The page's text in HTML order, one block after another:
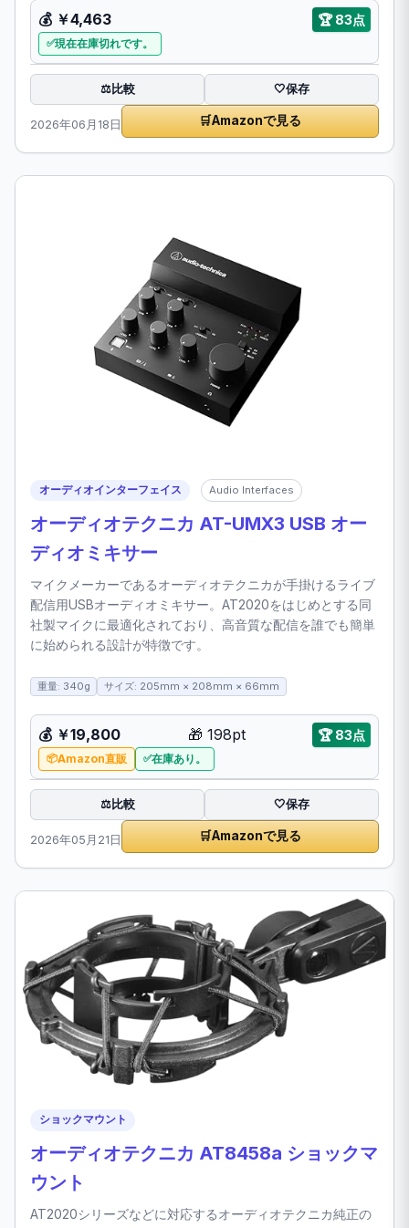
💰 ￥4,463 🏆 83点
現在在庫切れです。
⚖️比較 🤍保存
2026年06月18日 🛒Amazonで見る
オーディオインターフェイス Audio Interfaces
オーディオテクニカ AT-UMX3 USB オー
ディオミキサー
マイクメーカーであるオーディオテクニカが手掛けるライブ
配信用USBオーディオミキサー。AT2020をはじめとする同
社製マイクに最適化されており、高音質な配信を誰でも簡単
に始められる設計が特徴です。
重量: 340g サイズ: 205mm × 208mm × 66mm
💰 ￥19,800 🎁 198pt 🏆 83点
Amazon直販 在庫あり。
⚖️比較 🤍保存
2026年05月21日 🛒Amazonで見る
ショックマウント
オーディオテクニカ AT8458a ショックマ
ウント
AT2020シリーズなどに対応するオーディオテクニカ純正の